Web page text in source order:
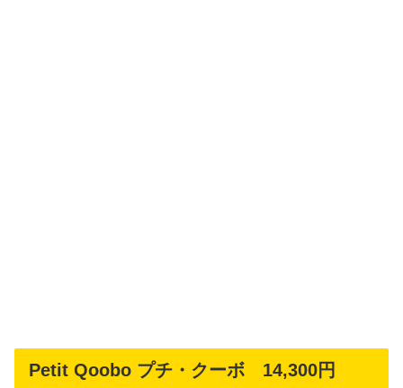
Petit Qoobo プチ・クーボ 14,300円